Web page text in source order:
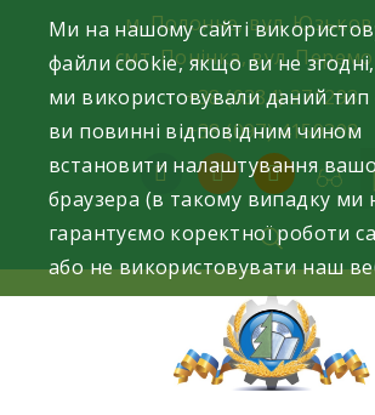
content
м. Полонне, вул.
смт. Понінка, вул.
+38 (0384) 371293
+38 (097) 4159398
facebookinstagramyoutube
Ми на нашому сайті
файли cookie, якщо ви не
ми використовували даний тип
ви повинні відповідним чином
встановити налаштування
браузера (в такому випадку ми
гарантуємо коректної роботи
або не використовувати наш